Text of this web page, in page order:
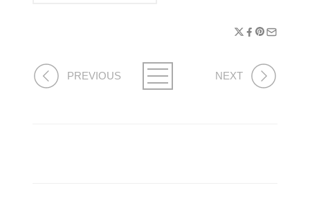
PREVIOUS NEXT